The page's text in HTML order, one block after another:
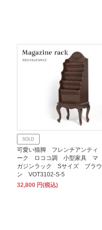
SOLD
可愛い猫脚 フレンチアンティ
ーク ロココ調 小型家具 マ
ガジンラック Sサイズ ブラウ
ン VOT3102-S-5
32,800 円(税込)